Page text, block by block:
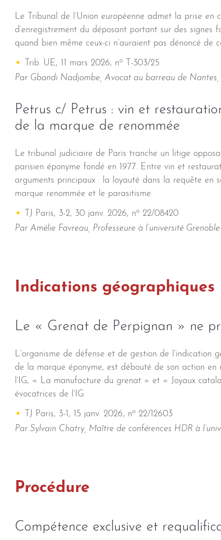
Le Tribunal de l’Union européenne admet la prise
d’enregistrement du déposant portant sur des
quand bien même ceux-ci n’auraient pas dénoncé de
Trib. UE, 11 mars 2026, no
T-303/25
Par Gbandi Nadjombe, Avocat au barreau de
Petrus c/ Petrus : vin et
de la marque de renommée
Le tribunal judiciaire de Paris tranche un litige
parisien éponyme fondé en 1977. Entre vin et
arguments principaux : la loyauté dans la requête en
marque renommée et le parasitisme.
TJ Paris, 3-2, 30 janv. 2026, no 22/08420
Par Amélie Favreau, Professeure à l’université
Indications géographiques
Le « Grenat de Perpignan » ne
L’organisme de défense et de gestion de
de la marque éponyme, est débouté de son action
l’IG, « La manufacture du grenat » et « Joyaux
évocatrices de l’IG.
TJ Paris, 3-1, 15 janv. 2026, no 22/12603
Par Sylvain Chatry, Maître de conférences HDR à
Procédure
Compétence exclusive et